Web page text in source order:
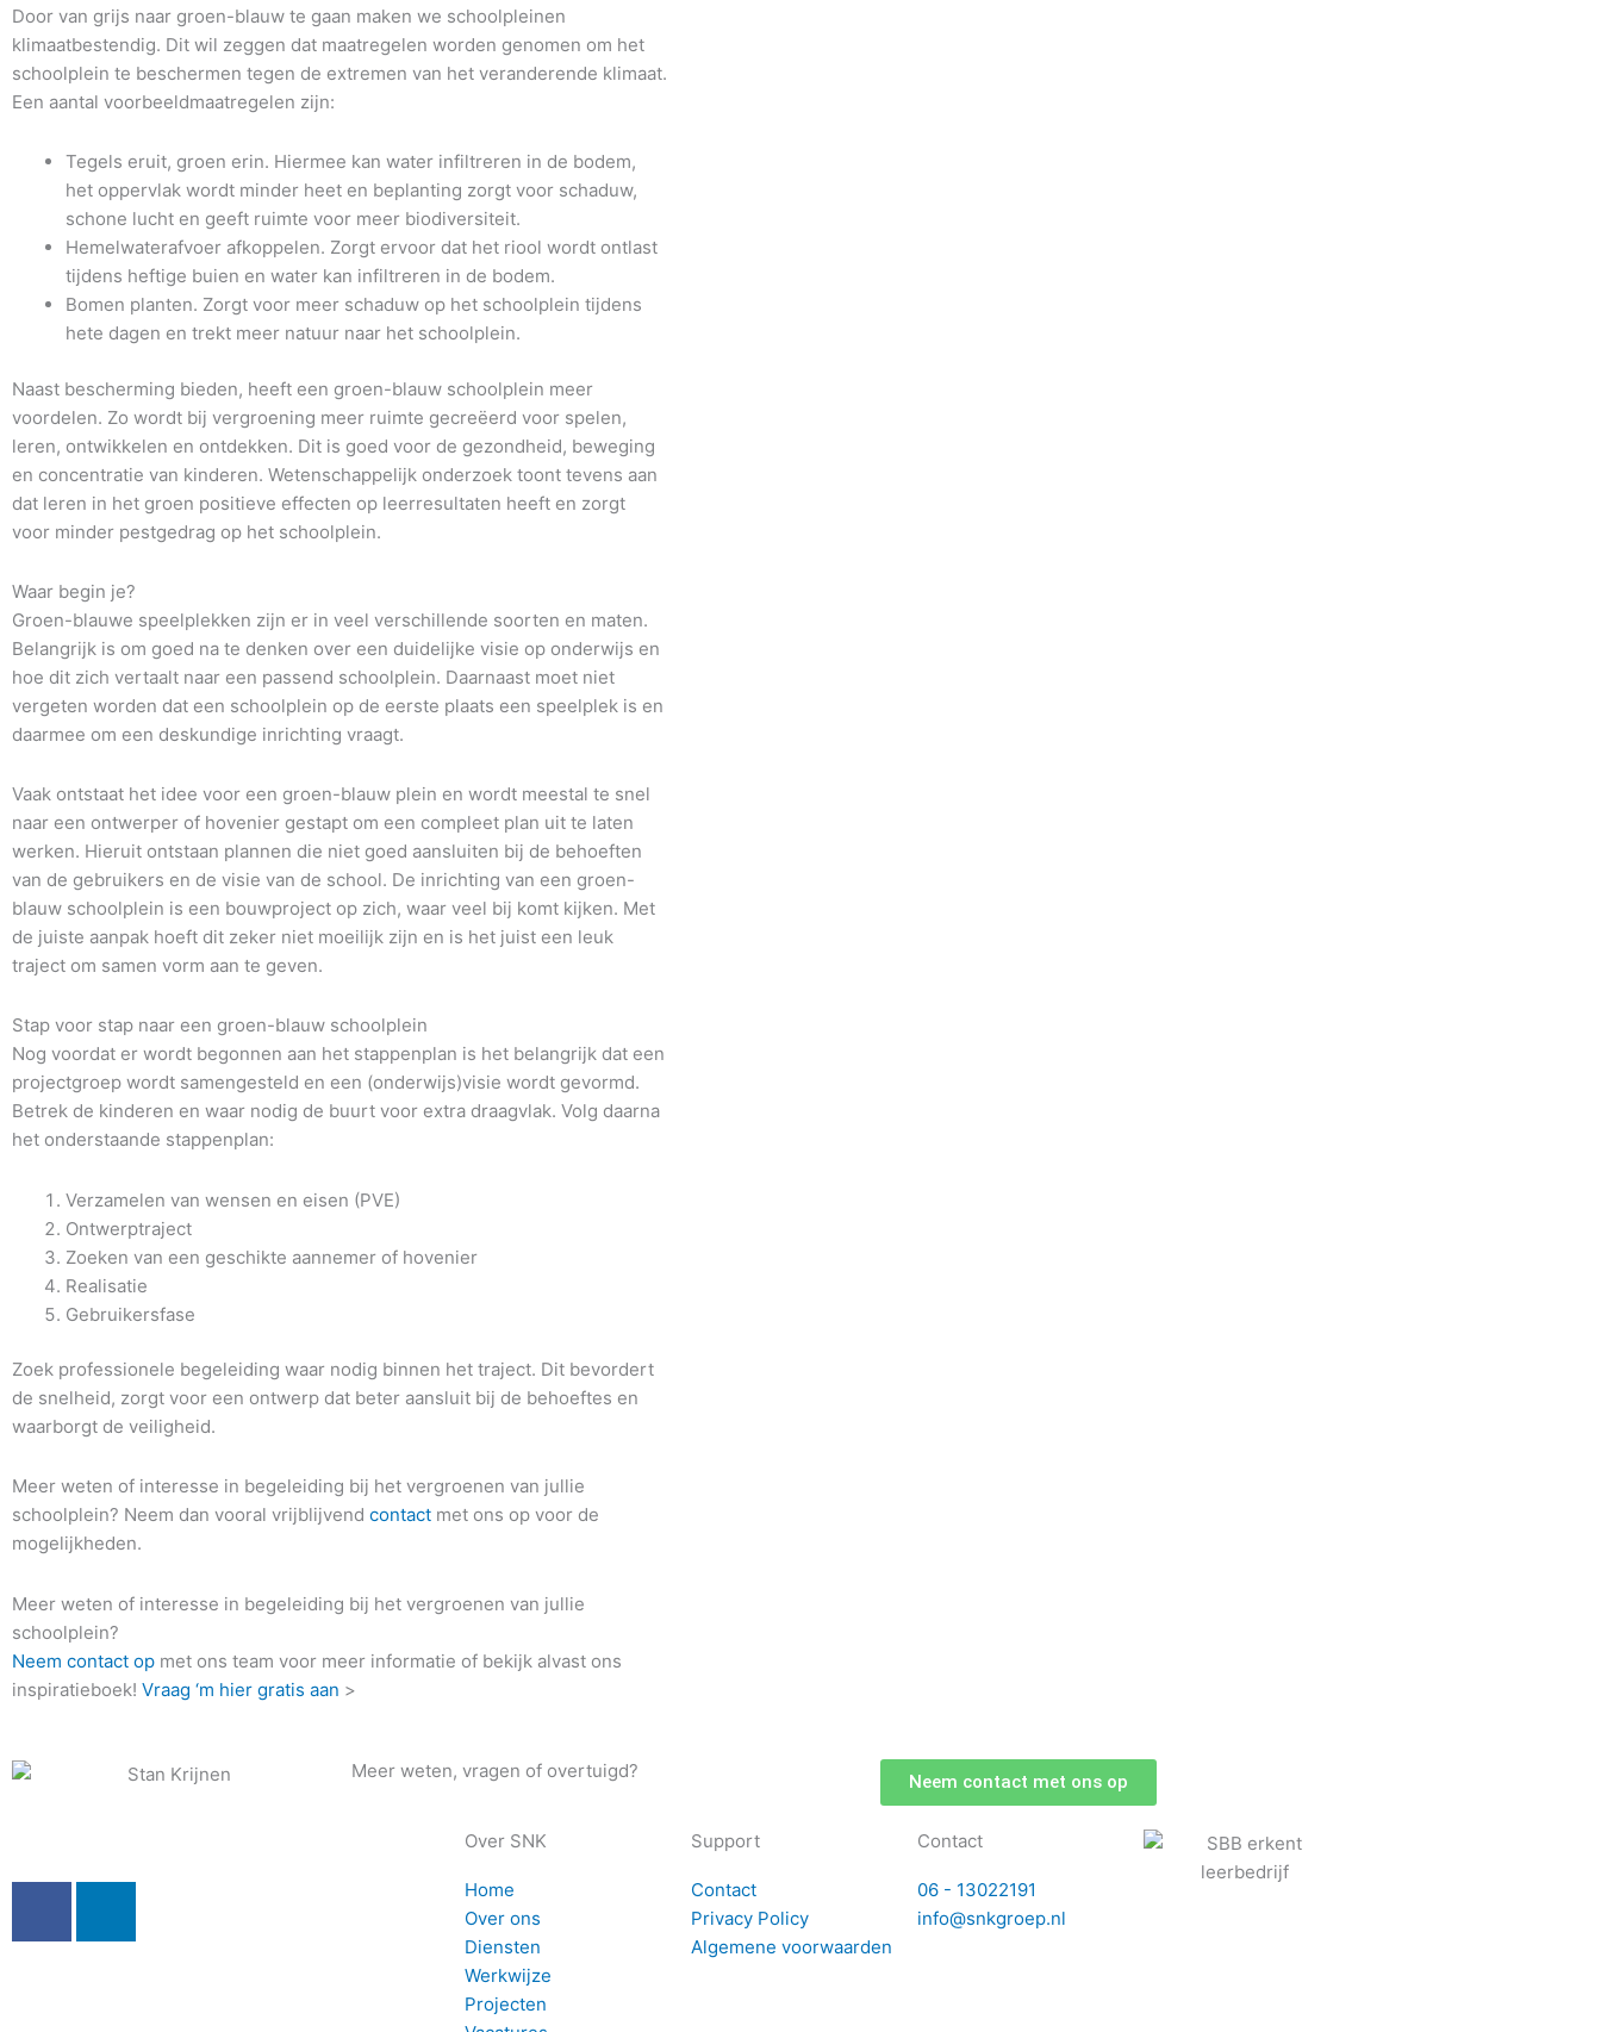
Door van grijs naar groen-blauw te gaan maken we schoolpleinen
klimaatbestendig. Dit wil zeggen dat maatregelen worden genomen om het
schoolplein te beschermen tegen de extremen van het veranderende klimaat.
Een aantal voorbeeldmaatregelen zijn:
Tegels eruit, groen erin. Hiermee kan water infiltreren in de bodem,
het oppervlak wordt minder heet en beplanting zorgt voor schaduw,
schone lucht en geeft ruimte voor meer biodiversiteit.
Hemelwaterafvoer afkoppelen. Zorgt ervoor dat het riool wordt ontlast
tijdens heftige buien en water kan infiltreren in de bodem.
Bomen planten. Zorgt voor meer schaduw op het schoolplein tijdens
hete dagen en trekt meer natuur naar het schoolplein.
Naast bescherming bieden, heeft een groen-blauw schoolplein meer
voordelen. Zo wordt bij vergroening meer ruimte gecreëerd voor spelen,
leren, ontwikkelen en ontdekken. Dit is goed voor de gezondheid, beweging
en concentratie van kinderen. Wetenschappelijk onderzoek toont tevens aan
dat leren in het groen positieve effecten op leerresultaten heeft en zorgt
voor minder pestgedrag op het schoolplein.
Waar begin je?
Groen-blauwe speelplekken zijn er in veel verschillende soorten en maten.
Belangrijk is om goed na te denken over een duidelijke visie op onderwijs en
hoe dit zich vertaalt naar een passend schoolplein. Daarnaast moet niet
vergeten worden dat een schoolplein op de eerste plaats een speelplek is en
daarmee om een deskundige inrichting vraagt.
Vaak ontstaat het idee voor een groen-blauw plein en wordt meestal te snel
naar een ontwerper of hovenier gestapt om een compleet plan uit te laten
werken. Hieruit ontstaan plannen die niet goed aansluiten bij de behoeften
van de gebruikers en de visie van de school. De inrichting van een groen-
blauw schoolplein is een bouwproject op zich, waar veel bij komt kijken. Met
de juiste aanpak hoeft dit zeker niet moeilijk zijn en is het juist een leuk
traject om samen vorm aan te geven.
Stap voor stap naar een groen-blauw schoolplein
Nog voordat er wordt begonnen aan het stappenplan is het belangrijk dat een
projectgroep wordt samengesteld en een (onderwijs)visie wordt gevormd.
Betrek de kinderen en waar nodig de buurt voor extra draagvlak. Volg daarna
het onderstaande stappenplan:
Verzamelen van wensen en eisen (PVE)
Ontwerptraject
Zoeken van een geschikte aannemer of hovenier
Realisatie
Gebruikersfase
Zoek professionele begeleiding waar nodig binnen het traject. Dit bevordert
de snelheid, zorgt voor een ontwerp dat beter aansluit bij de behoeftes en
waarborgt de veiligheid.
Meer weten of interesse in begeleiding bij het vergroenen van jullie
schoolplein? Neem dan vooral vrijblijvend contact met ons op voor de
mogelijkheden.
Meer weten of interesse in begeleiding bij het vergroenen van jullie
schoolplein?
Neem contact op met ons team voor meer informatie of bekijk alvast ons
inspiratieboek! Vraag ‘m hier gratis aan >
Meer weten, vragen of overtuigd? Neem contact met ons op
Over SNK
Home
Over ons
Diensten
Werkwijze
Projecten
Support
Contact
Privacy Policy
Algemene voorwaarden
Contact
06 - 13022191
info@snkgroep.nl